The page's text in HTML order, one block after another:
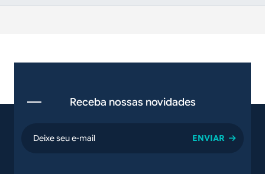
Receba nossas novidades
email